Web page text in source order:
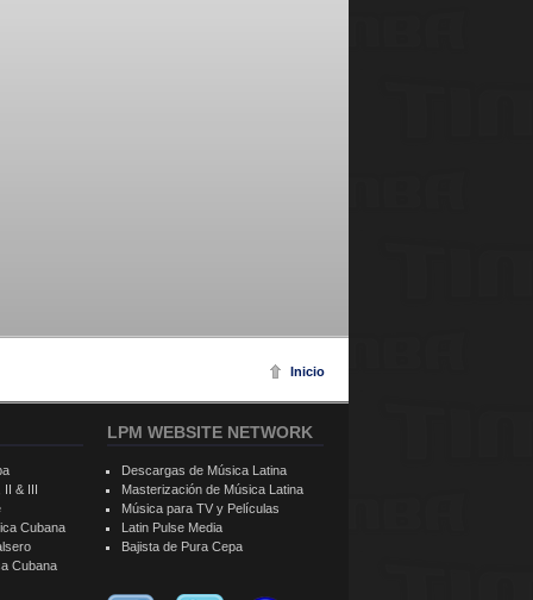
Inicio
II & III
Cubana
Cubana
LPM WEBSITE NETWORK
Descargas de Música Latina
Masterización de Música Latina
Música para TV y Películas
Latin Pulse Media
Bajista de Pura Cepa